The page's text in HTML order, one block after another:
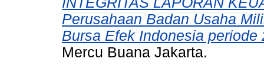
Perusahaan Badan Usaha
Bursa Efek Indonesia periode
Mercu Buana Jakarta.